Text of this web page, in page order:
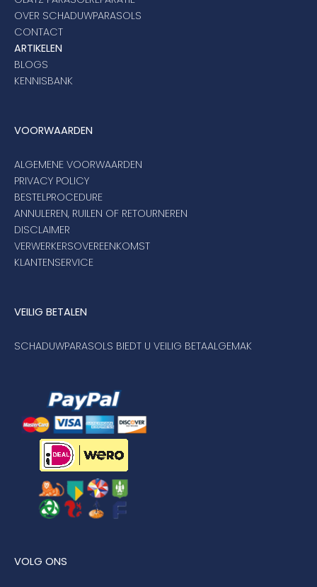
OVER SCHADUWPARASOLS
CONTACT
ARTIKELEN
BLOGS
KENNISBANK
VOORWAARDEN
ALGEMENE VOORWAARDEN
PRIVACY POLICY
BESTELPROCEDURE
ANNULEREN, RUILEN OF RETOURNEREN
DISCLAIMER
VERWERKERSOVEREENKOMST
KLANTENSERVICE
VEILIG BETALEN
SCHADUWPARASOLS BIEDT U VEILIG BETAALGEMAK
VOLG ONS